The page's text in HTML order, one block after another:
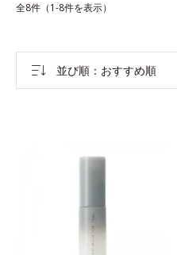
全8件（1-8件を表示）
並び順 おすすめ順